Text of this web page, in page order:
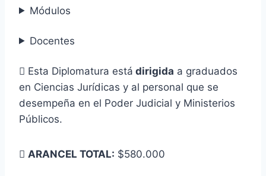
Módulos
Docentes
 Esta Diplomatura está dirigida a graduados
en Ciencias Jurídicas y al personal que se
desempeña en el Poder Judicial y Ministerios
Públicos.
 ARANCEL TOTAL: $580.000